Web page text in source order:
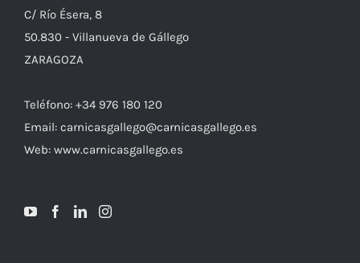
C/ Río Ésera, 8
50.830 - Villanueva de Gállego
ZARAGOZA
Teléfono: +34 976 180 120
Email: carnicasgallego@carnicasgallego.es
Web: www.carnicasgallego.es